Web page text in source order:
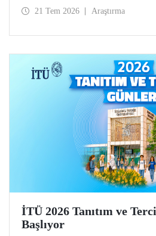
için Katmanlı Metal-Polimer
kritik radyasyon ortamlarında
esnek, ateşe dayanıklı ve yüksek
giyilebilir radyasyon koruyucu
hedefleniyor.
21 Tem 2026 Araştırma
İTÜ 2026 Tanıtım ve
Başlıyor